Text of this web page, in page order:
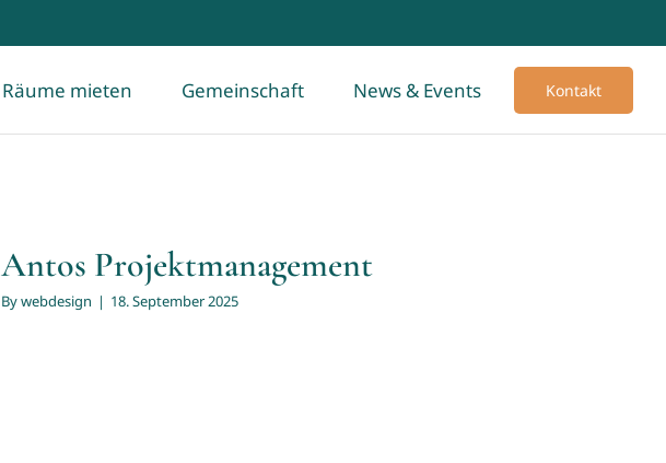
Räume mieten Gemeinschaft News & Events Kontakt
Antos Projektmanagement
Bywebdesign | 18. September 2025